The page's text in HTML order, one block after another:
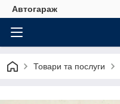
Автогараж
Товари та послуги